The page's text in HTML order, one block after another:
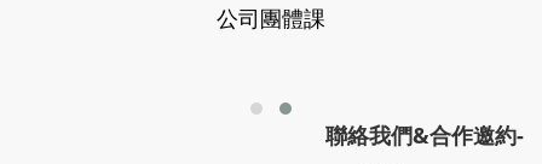
公司團體課
聯絡我們&合作邀約-